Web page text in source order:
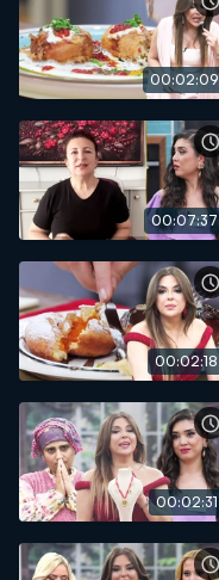
00:02:09
00:07:37
00:02:18
00:02:31